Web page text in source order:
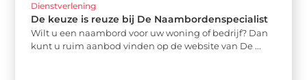
Dienstverlening
De keuze is reuze bij De Naambordenspecialist
Wilt u een naambord voor uw woning of bedrijf? Dan
kunt u ruim aanbod vinden op de website van De ...